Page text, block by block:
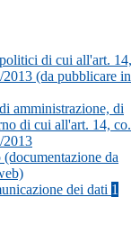
di cui all'art. 14,
(da pubblicare in
amministrazione, di
di cui all'art. 14, co.
2013
da
dei dati 1